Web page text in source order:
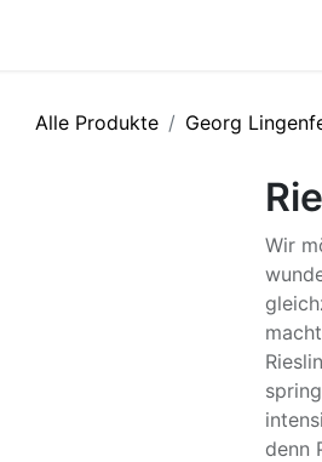
Alle Produkte Georg
Wir
denn